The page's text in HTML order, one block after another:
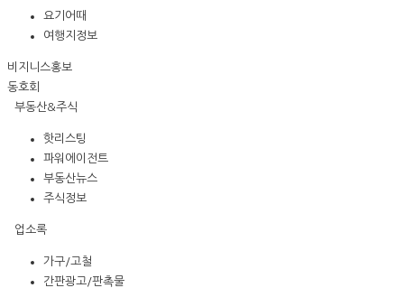
요기어때
여행지정보
비지니스홍보
동호회
부동산&주식
핫리스팅
파워에이전트
부동산뉴스
주식정보
업소록
가구/고철
간판광고/판촉물